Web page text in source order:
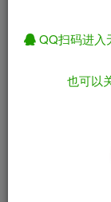
本站永久为大
站长会每日不
迎常来看看吖
伴就是我更新
QQ扫码进入
也可以